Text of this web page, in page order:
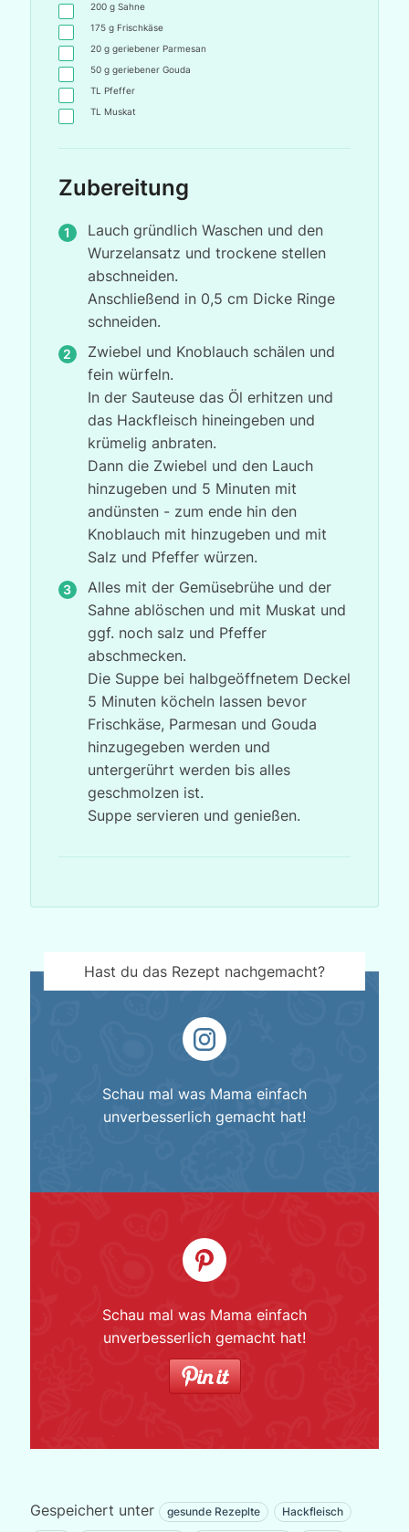
200 gSahne
175 gFrischkäse
20 ggeriebener Parmesan
50 ggeriebener Gouda
TL
Pfeffer
TL
Muskat
Zubereitung
Lauch gründlich Waschen und den
Wurzelansatz und trockene stellen
abschneiden.
Anschließend in 0,5 cm Dicke Ringe
schneiden.
Zwiebel und Knoblauch schälen und
fein würfeln.
In der Sauteuse das Öl erhitzen und
das Hackfleisch hineingeben und
krümelig anbraten.
Dann die Zwiebel und den Lauch
hinzugeben und 5 Minuten mit
andünsten - zum ende hin den
Knoblauch mit hinzugeben und mit
Salz und Pfeffer würzen.
Alles mit der Gemüsebrühe und der
Sahne ablöschen und mit Muskat und
ggf. noch salz und Pfeffer
abschmecken.
Die Suppe bei halbgeöffnetem Deckel
5 Minuten köcheln lassen bevor
Frischkäse, Parmesan und Gouda
hinzugegeben werden und
untergerührt werden bis alles
geschmolzen ist.
Suppe servieren und genießen.
Hast du das Rezept nachgemacht?
Schau mal was Mama einfach
unverbesserlich gemacht hat!
Schau mal was Mama einfach
unverbesserlich gemacht hat!
Gespeichert unter gesunde Rezeplte Hackfleisch